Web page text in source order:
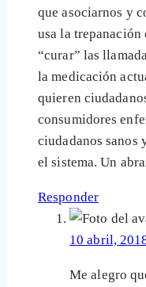
que asociarnos y
usa la trepanación
“curar” las
la medicación
quieren
consumidores
ciudadanos sanos
el sistema. Un
Responder
10 abril,
Me alegro